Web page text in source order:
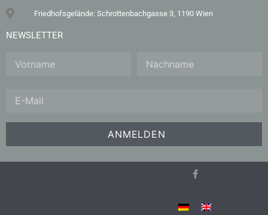
Friedhofsgelände: Schrottenbachgasse 3, 1190 Wien
NEWSLETTER